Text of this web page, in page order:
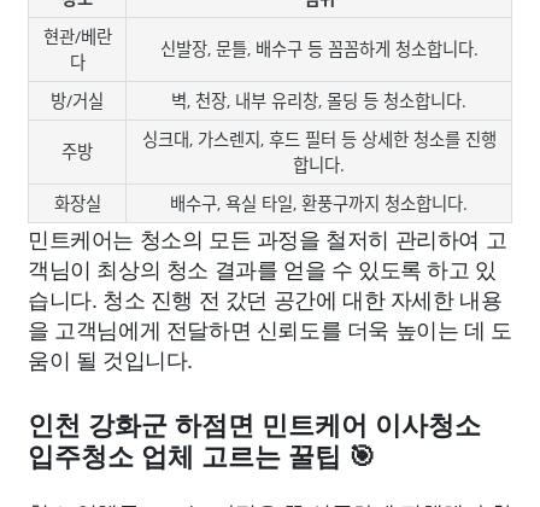
현관/베란
다
신발장, 문틀, 배수구 등 꼼꼼하게 청소합니다.
방/거실 벽, 천장, 내부 유리창, 몰딩 등 청소합니다.
주방
싱크대, 가스렌지, 후드 필터 등 상세한 청소를 진행
합니다.
화장실
배수구, 욕실 타일, 환풍구까지 청소합니다.
민트케어는 청소의 모든 과정을 철저히 관리하여 고
객님이 최상의 청소 결과를 얻을 수 있도록 하고 있
습니다. 청소 진행 전 갔던 공간에 대한 자세한 내용
을 고객님에게 전달하면 신뢰도를 더욱 높이는 데 도
움이 될 것입니다.
인천 강화군 하점면 민트케어 이사청소
입주청소 업체 고르는 꿀팁 🎯